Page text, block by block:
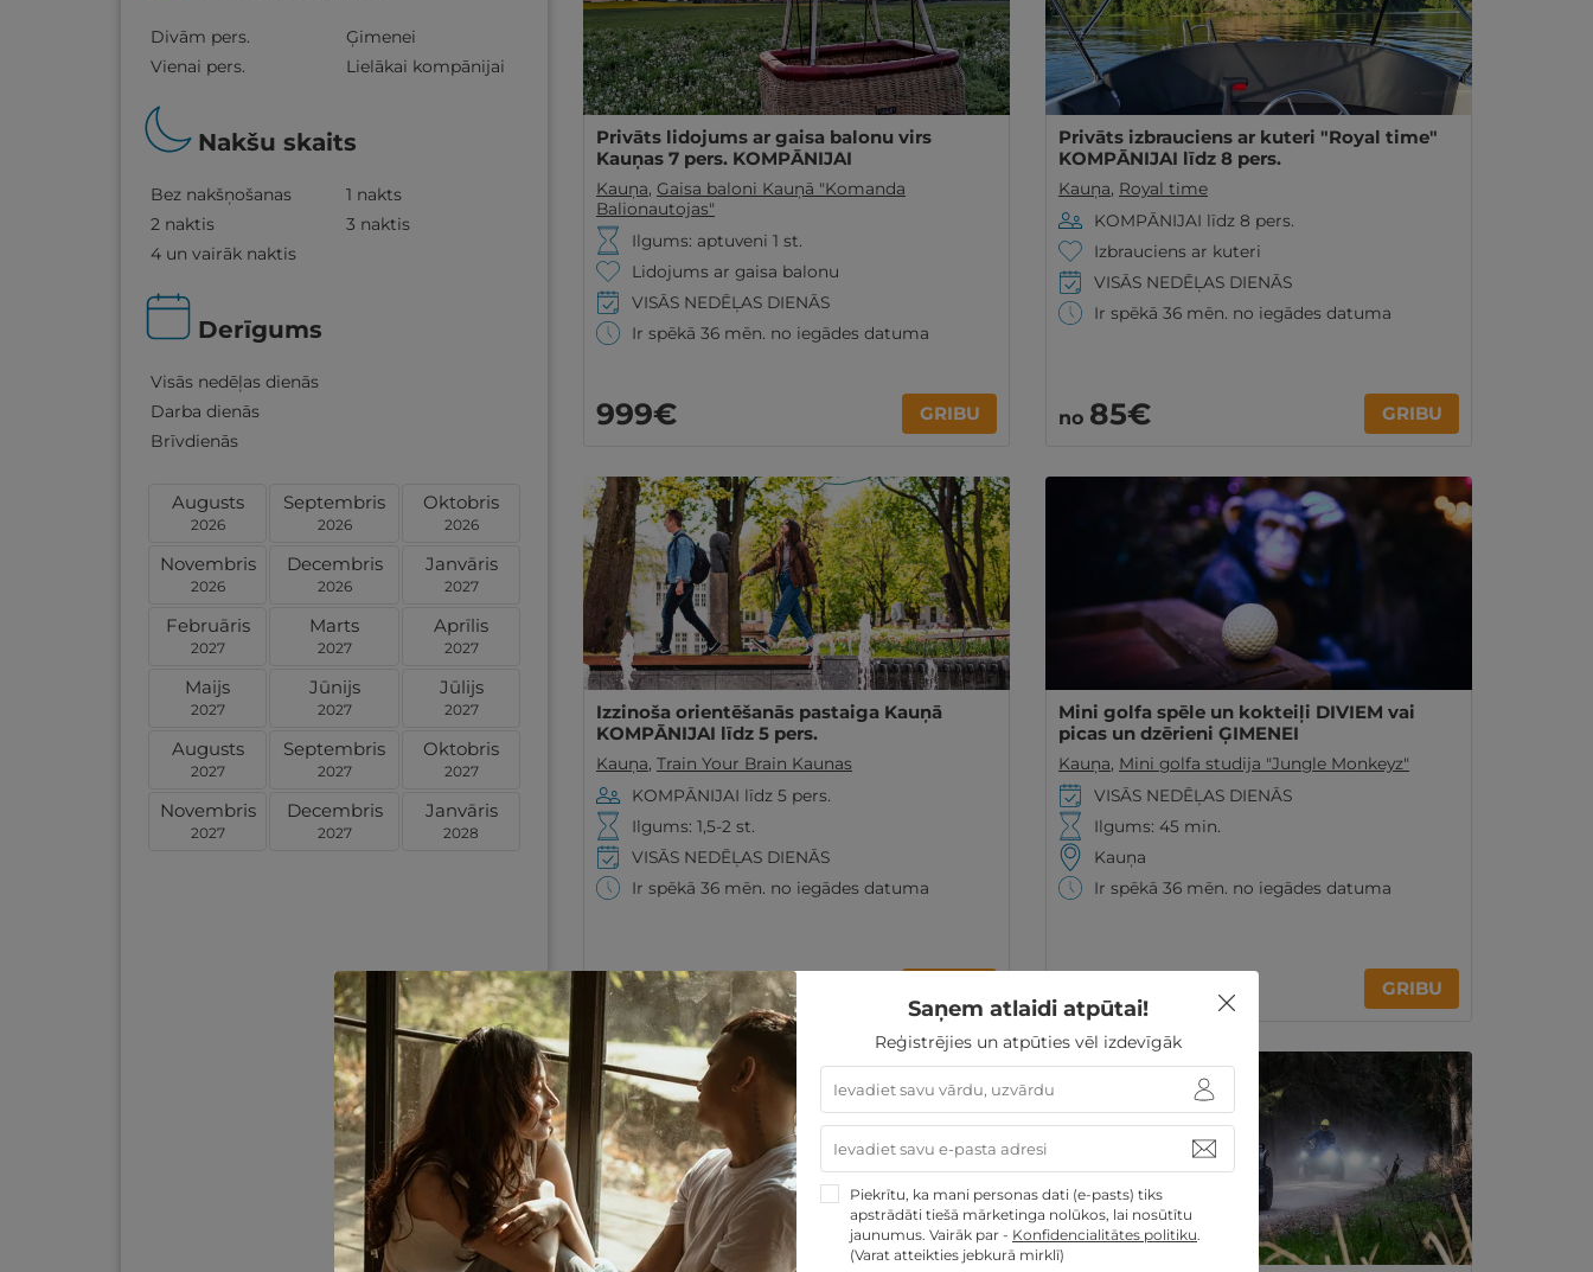
Divām pers.
Ģimenei
Vienai pers.
Lielākai kompānijai
Nakšu skaits
Bez nakšņošanas
1 nakts
2 naktis
3 naktis
4 un vairāk naktis
Derīgums
Visās nedēļas dienās
Darba dienās
Brīvdienās
Augusts
2026
Septembris
2026
Oktobris
2026
Novembris
2026
Decembris
2026
Janvāris
2027
Februāris
2027
Marts
2027
Aprīlis
2027
Maijs
2027
Jūnijs
2027
Jūlijs
2027
Augusts
2027
Septembris
2027
Oktobris
2027
Novembris
2027
Decembris
2027
Janvāris
2028
Privāts lidojums ar gaisa balonu virs
Kauņas 7 pers. KOMPĀNIJAI
Kauņa, Gaisa baloni Kauņā "Komanda
Balionautojas"
Ilgums: aptuveni 1 st.
Lidojums ar gaisa balonu
VISĀS NEDĒĻAS DIENĀS
Ir spēkā 36 mēn. no iegādes datuma
999€ GRIBU
Privāts izbrauciens ar kuteri "Royal time"
KOMPĀNIJAI līdz 8 pers.
Kauņa, Royal time
KOMPĀNIJAI līdz 8 pers.
Izbrauciens ar kuteri
VISĀS NEDĒĻAS DIENĀS
Ir spēkā 36 mēn. no iegādes datuma
no 85€ GRIBU
Izzinoša orientēšanās pastaiga Kauņā
KOMPĀNIJAI līdz 5 pers.
Kauņa, Train Your Brain Kaunas
KOMPĀNIJAI līdz 5 pers.
Ilgums: 1,5-2 st.
VISĀS NEDĒĻAS DIENĀS
Ir spēkā 36 mēn. no iegādes datuma
50€
Mini golfa spēle un kokteiļi DIVIEM vai
picas un dzērieni ĢIMENEI
Kauņa, Mini golfa studija "Jungle Monkeyz"
VISĀS NEDĒĻAS DIENĀS
Ilgums: 45 min.
Kauņa
Ir spēkā 36 mēn. no iegādes datuma
39€ GRIBU
Saņem atlaidi atpūtai!
Reģistrējies un atpūties vēl izdevīgāk
Piekrītu, ka mani personas dati (e-pasts) tiks
apstrādāti tiešā mārketinga nolūkos, lai nosūtītu
jaunumus. Vairāk par - Konfidencialitātes politiku.
(Varat atteikties jebkurā mirklī)